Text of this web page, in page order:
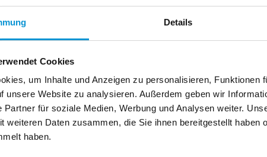
Details
Cookies
um Inhalte und Anzeigen zu personalisieren, Funktionen
unsere Website zu analysieren. Außerdem geben wir
Partner für soziale Medien, Werbung und Analysen weiter.
weiteren Daten zusammen, die Sie ihnen bereitgestellt haben
haben.
*:
Telefax:
Vermieter